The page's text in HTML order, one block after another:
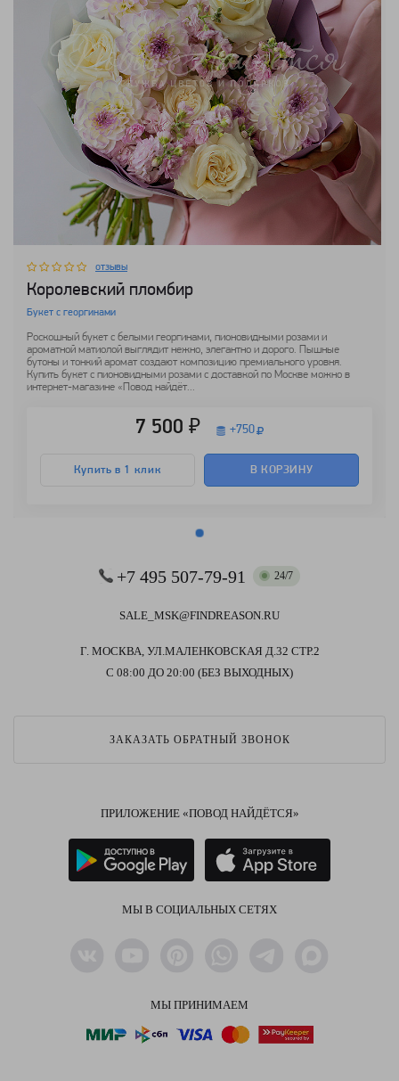
отзывы
Королевский пломбир
Букет с георгинами
Роскошный букет с белыми георгинами, пионовидными розами и
ароматной матиолой выглядит нежно, элегантно и дорого. Пышные
бутоны и тонкий аромат создают композицию премиального уровня.
Купить букет с пионовидными розами с доставкой по Москве можно в
интернет-магазине «Повод найдёт...
7 500 ₽ +750
Купить в 1 клик В КОРЗИНУ
+7 495 507-79-91 24/7
SALE_MSK@FINDREASON.RU
Г. МОСКВА, УЛ.МАЛЕНКОВСКАЯ Д.32 СТР.2
С 08:00 ДО 20:00 (БЕЗ ВЫХОДНЫХ)
ЗАКАЗАТЬ ОБРАТНЫЙ ЗВОНОК
ПРИЛОЖЕНИЕ «ПОВОД НАЙДЁТСЯ»
МЫ В СОЦИАЛЬНЫХ СЕТЯХ
МЫ ПРИНИМАЕМ